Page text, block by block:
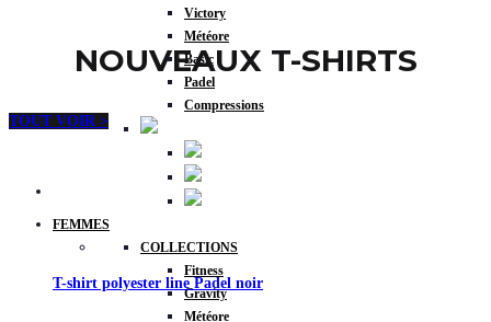
Victory
Météore
Basic
Padel
Compressions
FEMMES
COLLECTIONS
Fitness
Gravity
Météore
NOUVEAUX T-SHIRTS
TOUT VOIR >
T-shirt polyester line Padel noir